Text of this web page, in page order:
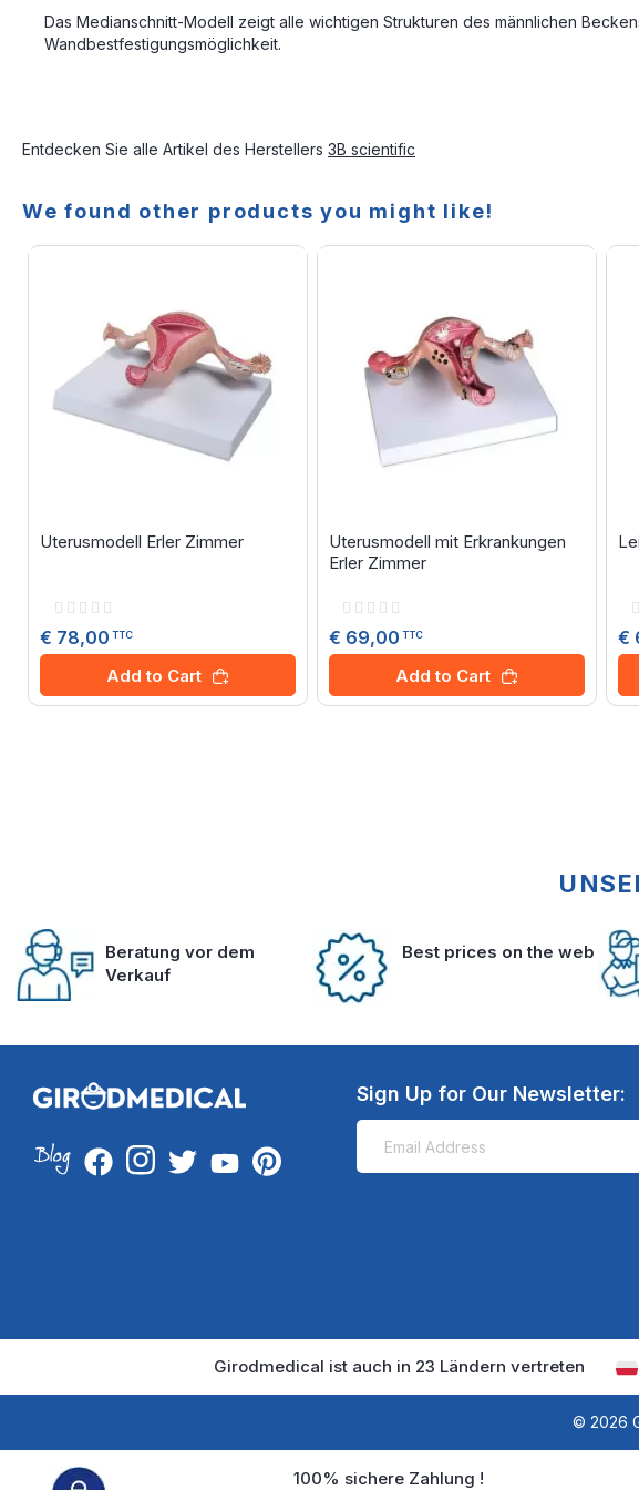
Das Medianschnitt-Modell zeigt alle wichtigen Strukturen des männlichen
Wandbestfestigungsmöglichkeit.
Entdecken Sie alle Artikel des Herstellers 3B scientific
We found other products you might like!
Uterusmodell Erler Zimmer
Rating:
€ 78,00 TTC
Add to Cart
Uterusmodell mit Erkrankungen
Erler Zimmer
Rating:
€ 69,00 TTC
Add to Cart
€
Beratung vor dem
Verkauf
Best prices on the web
Sign Up for Our Newsletter:
Girodmedical ist auch in 23 Ländern vertreten
© 2026
100% sichere Zahlung !